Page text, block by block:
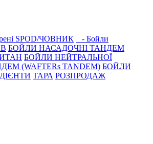
SPOD/ЧОВНИК
- Бойли
БОЙЛИ НАСАДОЧНІ ТАНДЕМ
БОЙЛИ НЕЙТРАЛЬНОÏ
(WAFTERs TANDEM) БОЙЛИ
ТАРА РОЗПРОДАЖ